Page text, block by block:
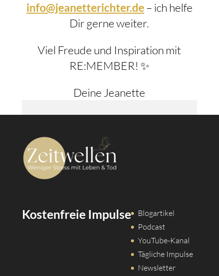
info@jeanetterichter.de– ich helfe
Dir gerne weiter.
Viel Freude und Inspiration mit
RE:MEMBER! ✨
Deine Jeanette
Kostenfreie Impulse
Blogartikel
Podcast
YouTube-Kanal
Tägliche Impulse
Newsletter